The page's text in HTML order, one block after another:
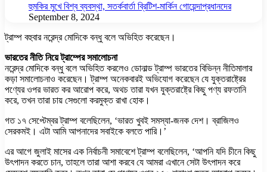
হুমকির মুখে বিশ্ব ব্যবস্থা, সতর্কবার্তা ব্রিটিশ-মার্কিন গোয়েন্দাপ্রধানদের
September 8, 2024
ট্রাম্প বহুবার নরেন্দ্র মোদিকে বন্ধু বলে অভিহিত করেছেন।
ভারতের নীতি নিয়ে ট্রাম্পের সমালোচনা
নরেন্দ্র মোদিকে বন্ধু বলে অভিহিত করলেও ডোনাল্ড ট্রাম্প ভারতের বিভিন্ন নীতিমালার
কড়া সমালোচনাও করেছেন। ট্রাম্প অনেকবারই অভিযোগ করেছেন যে যুক্তরাষ্ট্রের
পণ্যের ওপর ভারত কর আরোপ করে, অথচ তারা যখন যুক্তরাষ্ট্রে কিছু পণ্য রফতানি
করে, তখন তারা চায় সেগুলো করমুক্ত রাখা হোক।
গত ১৭ সেপ্টেম্বর ট্রাম্প বলেছিলেন, ‘ভারত খুবই সমস্যা-জনক দেশ। ব্রাজিলও
সেরকমই। এটা আমি আপনাদের সবাইকে বলতে পারি।’
এর আগে জুলাই মাসের এক নির্বাচনী সমাবেশে ট্রাম্প বলেছিলেন, ‘আপনি যদি চীনে কিছু
উৎপাদন করতে চান, তাহলে তারা আশা করবে যে আমরা এখানে সেটা উৎপাদন করে